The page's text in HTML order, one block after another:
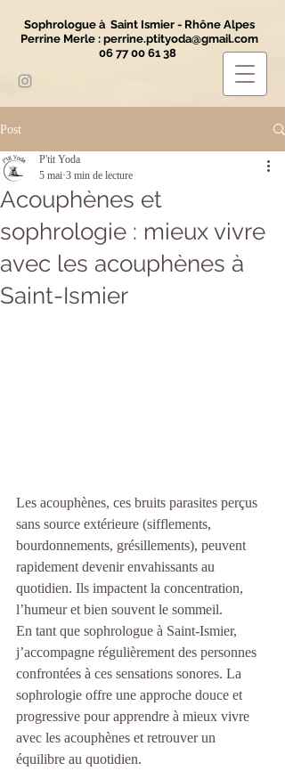
Sophrologue à Saint Ismier - Rhône Alpes
Perrine Merle : perrine.ptityoda@gmail.com
06 77 00 61 38
Post
Acouphènes et
sophrologie : mieux vivre
avec les acouphènes à
Saint-Ismier
P'tit Yoda
5 mai 3 min de lecture
Les acouphènes, ces bruits parasites perçus
sans source extérieure (sifflements,
bourdonnements, grésillements), peuvent
rapidement devenir envahissants au
quotidien. Ils impactent la concentration,
l’humeur et bien souvent le sommeil.
En tant que sophrologue à Saint-Ismier,
j’accompagne régulièrement des personnes
confrontées à ces sensations sonores. La
sophrologie offre une approche douce et
progressive pour apprendre à mieux vivre
avec les acouphènes et retrouver un
équilibre au quotidien.